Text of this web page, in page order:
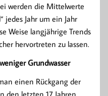
werden die Mittelwerte
Jahr um ein Jahr
Weise langjährige Trends
hervortreten zu lassen.
Grundwasser
einen Rückgang der
den letzten 17 Jahren